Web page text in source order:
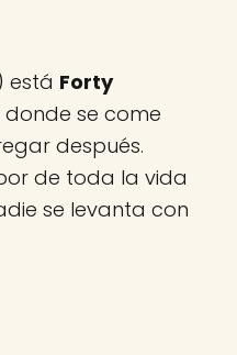
está Forty
donde se come
después.
de toda la vida
se levanta con